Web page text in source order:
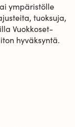
ympäristölle
tuoksuja,
Vuokkoset-
hyväksyntä.